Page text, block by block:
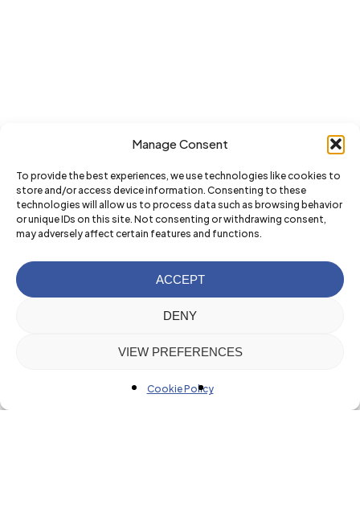
Manage Consent
To provide the best experiences, we use technologies like cookies to
store and/or access device information. Consenting to these
technologies will allow us to process data such as browsing behavior
or unique IDs on this site. Not consenting or withdrawing consent,
may adversely affect certain features and functions.
ACCEPT
DENY
VIEW PREFERENCES
Cookie Policy